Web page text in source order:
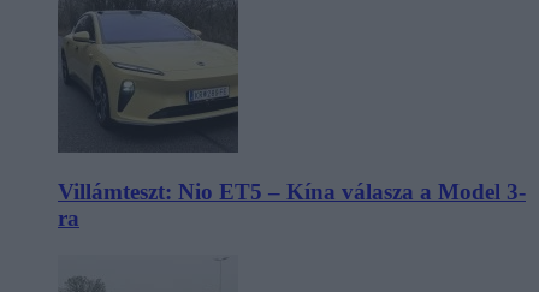
Villámteszt: Nio ET5 – Kína válasza a Model 3-
ra